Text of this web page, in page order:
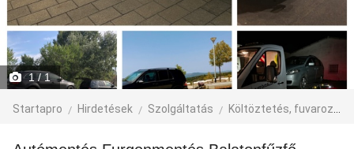
1/ 1
Startapro Hirdetések Szolgáltatás Költöztetés, fuvarozás, járműbérlés